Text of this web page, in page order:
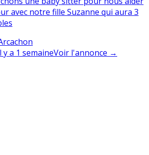
avec notre fille Suzanne qui aura 3
y a 1 semaineVoir l'annonce →